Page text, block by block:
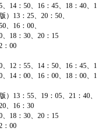
：50、16：45、18：40、
13：25、20：50、
16：00、
18：30、20：15
00
：55、14：50、16：45、
：00、16：00、18：00、
13：55、19：05、21：40、
、16：30
18：30、20：15
00